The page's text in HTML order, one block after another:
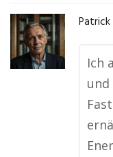
Patrick
Ich
und